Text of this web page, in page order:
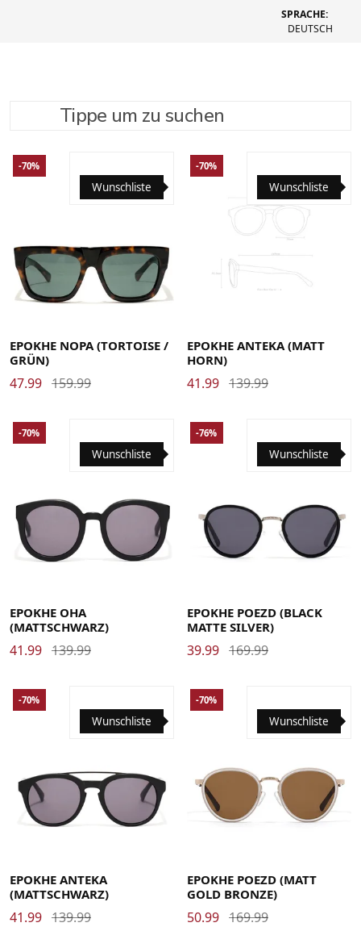
SPRACHE:
DEUTSCH
Tippe um zu suchen
SUCHE VERFEINERN EMPFOHLEN
Wunschliste
-70%
EPOKHE NOPA (TORTOISE /
GRÜN)
47.99 159.99
Wunschliste
-70%
EPOKHE ANTEKA (MATT
HORN)
41.99 139.99
Wunschliste
-70%
EPOKHE OHA
(MATTSCHWARZ)
41.99 139.99
Wunschliste
-76%
EPOKHE POEZD (BLACK
MATTE SILVER)
39.99 169.99
Wunschliste
-70%
EPOKHE ANTEKA
(MATTSCHWARZ)
41.99 139.99
Wunschliste
-70%
EPOKHE POEZD (MATT
GOLD BRONZE)
50.99 169.99